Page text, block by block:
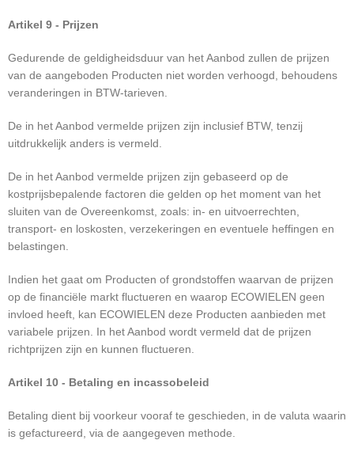
Artikel 9 - Prijzen
Gedurende de geldigheidsduur van het Aanbod zullen de prijzen
van de aangeboden Producten niet worden verhoogd, behoudens
veranderingen in BTW-tarieven.
De in het Aanbod vermelde prijzen zijn inclusief BTW, tenzij
uitdrukkelijk anders is vermeld.
De in het Aanbod vermelde prijzen zijn gebaseerd op de
kostprijsbepalende factoren die gelden op het moment van het
sluiten van de Overeenkomst, zoals: in- en uitvoerrechten,
transport- en loskosten, verzekeringen en eventuele heffingen en
belastingen.
Indien het gaat om Producten of grondstoffen waarvan de prijzen
op de financiële markt fluctueren en waarop ECOWIELEN geen
invloed heeft, kan ECOWIELEN deze Producten aanbieden met
variabele prijzen. In het Aanbod wordt vermeld dat de prijzen
richtprijzen zijn en kunnen fluctueren.
Artikel 10 - Betaling en incassobeleid
Betaling dient bij voorkeur vooraf te geschieden, in de valuta waarin
is gefactureerd, via de aangegeven methode.